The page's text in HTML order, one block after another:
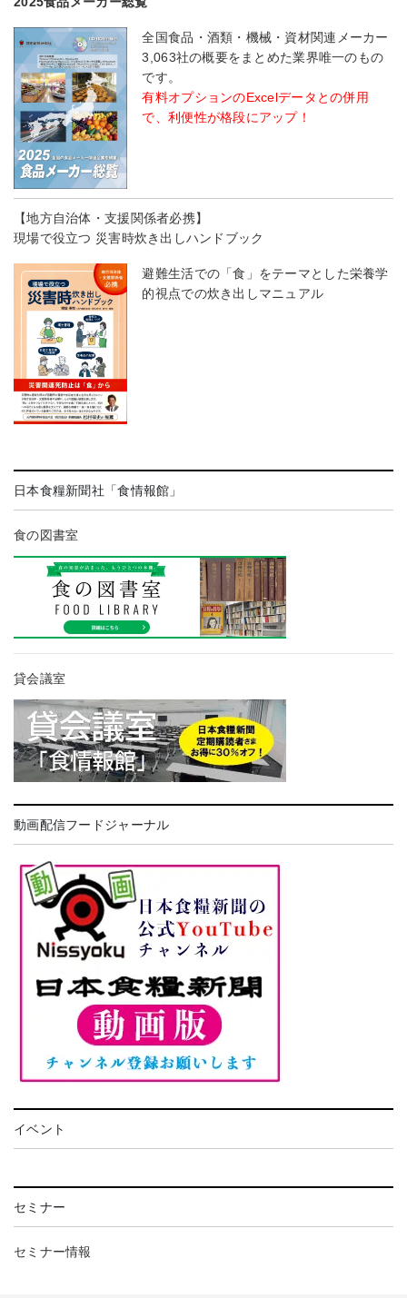
全国食品・酒類・機械・資材関連メーカー
3,063社の概要をまとめた業界唯一のもの
です。
有料オプションのExcelデータとの併用
で、利便性が格段にアップ！
【地方自治体・支援関係者必携】
現場で役立つ 災害時炊き出しハンドブック
避難生活での「食」をテーマとした栄養学
的視点での炊き出しマニュアル
日本食糧新聞社「食情報館」
食の図書室
貸会議室
動画配信フードジャーナル
イベント
セミナー
セミナー情報